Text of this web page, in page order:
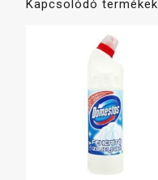
Kapcsolódó termékek